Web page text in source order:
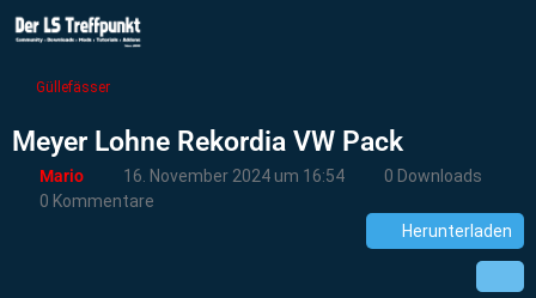
Güllefässer
Meyer Lohne Rekordia VW Pack
Mario 16. November 2024 um 16:54
0 Downloads
0 Kommentare
Herunterladen